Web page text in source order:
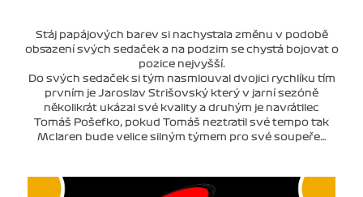
Stáj papájových barev si nachystala změnu v podobě
obsazení svých sedaček a na podzim se chystá bojovat o
pozice nejvyšší.
Do svých sedaček si tým nasmlouval dvojici rychlíku tím
prvním je Jaroslav Strišovský který v jarní sezóně
několikrát ukázal své kvality a druhým je navrátilec
Tomáš Pošefko, pokud Tomáš neztratil své tempo tak
Mclaren bude velice silným týmem pro své soupeře…